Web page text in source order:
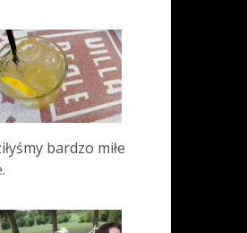
bardzo miłe